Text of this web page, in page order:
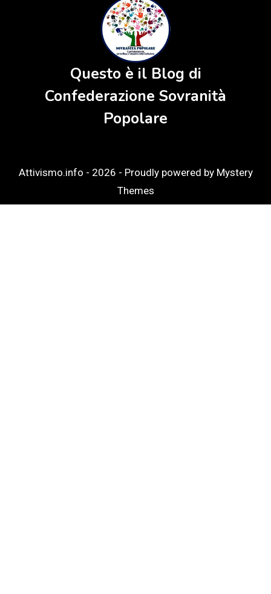
Questo è il Blog di
Confederazione Sovranità
Popolare
Attivismo.info - 2026 - Proudly powered by Mystery
Themes